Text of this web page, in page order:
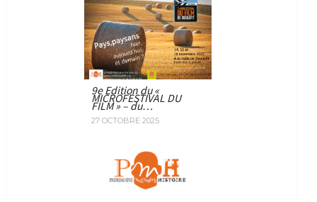
9e Edition du «
MICROFESTIVAL DU
FILM » – du…
27 OCTOBRE 2025